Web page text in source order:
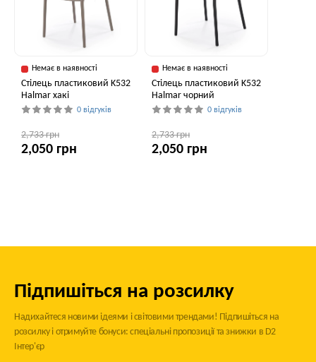
Немає в наявності
Стілець пластиковий K532
Halmar хакі
0 відгуків
2,733 грн
2,050 грн
Немає в наявності
Стілець пластиковий K532
Halmar чорний
0 відгуків
2,733 грн
2,050 грн
Підпишіться на розсилку
Надихайтеся новими ідеями і світовими трендами! Підпишіться на
розсилку і отримуйте бонуси: спеціальні пропозиції та знижки в D2
Інтер'єр